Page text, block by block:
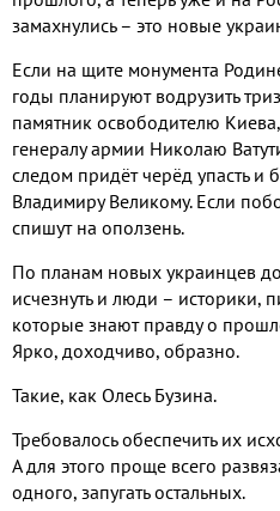
замахнулись – это новые
Если на щите монумента
годы планируют водрузить
памятник освободителю
генералу армии Николаю
следом придёт черёд упасть и
Владимиру Великому. Если
спишут на оползень.
По планам новых украинцев
исчезнуть и люди – историки,
которые знают правду о
Ярко, доходчиво, образно.
Такие, как Олесь Бузина.
Требовалось обеспечить их
А для этого проще всего
одного, запугать остальных.